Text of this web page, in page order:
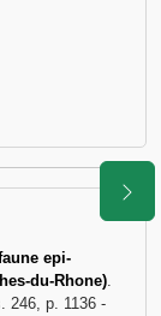
epi-
du-Rhone).
246, p. 1136 -